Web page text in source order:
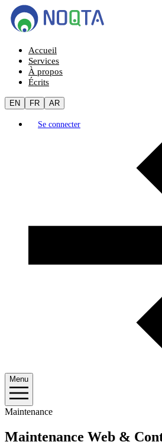
Accueil
Services
À propos
Écrits
EN FR AR
Se connecter
Menu
Maintenance
Maintenance Web &